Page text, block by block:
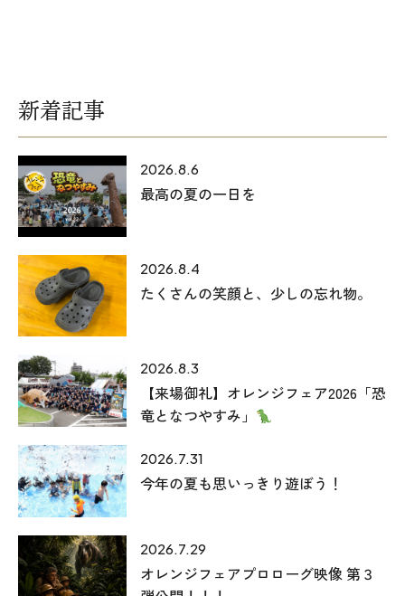
新着記事
2026.8.6
最高の夏の一日を
2026.8.4
たくさんの笑顔と、少しの忘れ物。
2026.8.3
【来場御礼】オレンジフェア2026「恐
竜となつやすみ」
2026.7.31
今年の夏も思いっきり遊ぼう！
2026.7.29
オレンジフェアプロローグ映像 第３